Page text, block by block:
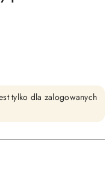
tylko dla zalogowanych